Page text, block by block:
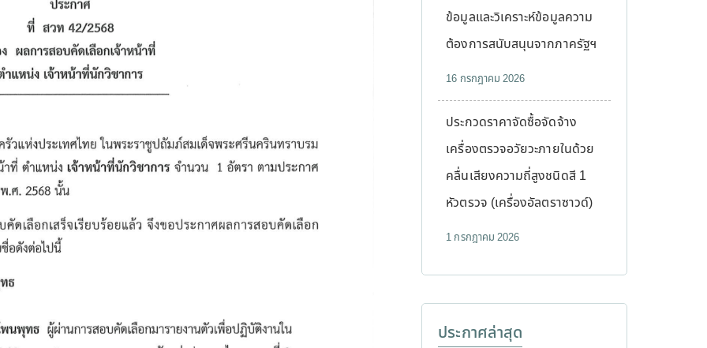
ข้อมูลและวิเคราะห์ข้อมูลความ
ต้องการสนับสนุนจากภาครัฐฯ
16 กรกฎาคม 2026
ประกวดราคาจัดซื้อจัดจ้าง
เครื่องตรวจอวัยวะภายในด้วย
คลื่นเสียงความถี่สูงชนิดสี 1
หัวตรวจ (เครื่องอัลตราซาวด์)
1 กรกฎาคม 2026
ประกาศล่าสุด